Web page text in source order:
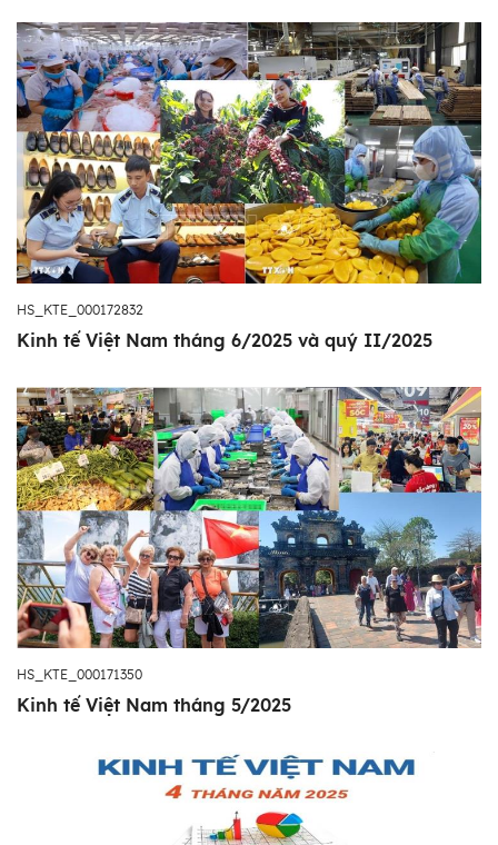
HS_KTE_000172832
Kinh tế Việt Nam tháng 6/2025 và quý II/2025
HS_KTE_000171350
Kinh tế Việt Nam tháng 5/2025